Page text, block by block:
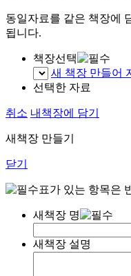
동일자료를 같은 책장에
됩니다.
책장선택
새 책장 만들어
선택한 자료
취소 내책장에 담기
새책장 만들기
닫기
표가 있는 항목은
새책장 명
새책장 설명